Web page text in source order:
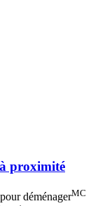
à proximité
déménagerMC